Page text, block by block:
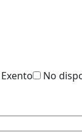
Exento
No